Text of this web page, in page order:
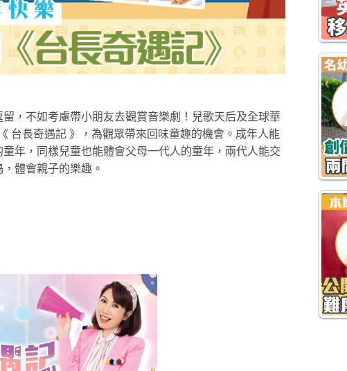
，不如考慮帶小朋友去觀賞音樂劇！兒歌天后及全球華
台長奇遇記 》，為觀眾帶來回味童趣的機會。成年人能
年，同樣兒童也能體會父母一代人的童年，兩代人能交
體會親子的樂趣。